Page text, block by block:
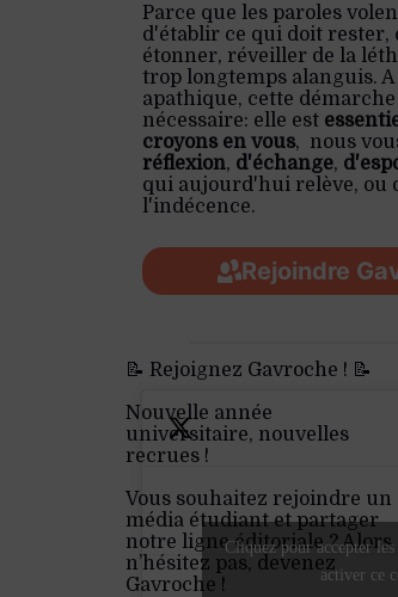
Parce que les paroles
d'établir ce qui doit rester,
étonner, réveiller de la
trop longtemps alanguis.
apathique, cette
nécessaire: elle est
croyons en vous, nous
réflexion, d'échange,
qui aujourd'hui relève, ou
l'indécence.
Rejoindre
📝 Rejoignez Gavroche ! 📝
Nouvelle année
universitaire, nouvelles
recrues !
Vous souhaitez rejoindre un
média étudiant et partager
notre ligne éditoriale ? Alors
n’hésitez pas, devenez
Gavroche !
Cliquez pour accepter
activer ce